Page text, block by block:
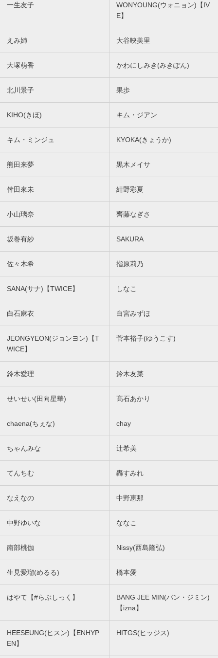
一生友子
WONYOUNG(ウォニョン)【IV
E】
えみ姉 大谷映美里
大塚萌香 かわにしみき(みきぽん)
北川景子 果歩
KIHO(きほ) キム・ジアン
キム・ミンジュ KYOKA(きょうか)
熊田来夢 黒木メイサ
倖田來未 紺野彩夏
小山璃奈 齊藤なぎさ
坂巻有紗 SAKURA
佐々木希 指原莉乃
SANA(サナ)【TWICE】 しなこ
白石麻衣 白宮みずほ
JEONGYEON(ジョンヨン)【T
WICE】
菅本裕子(ゆうこす)
鈴木愛理 鈴木友菜
せいせい(田向星華) 髙石あかり
chaena(ちぇな) chay
ちゃんみな 辻希美
てんちむ 轟すみれ
なえなの 中野恵那
中野ゆいな ななこ
南部桃伽 Nissy(西島隆弘)
生見愛瑠(めるる) 橋本愛
はやて【#らぶしっく】
BANG JEE MIN(バン・ジミン)
【izna】
HEESEUNG(ヒスン)【ENHYP
EN】
HITGS(ヒッジス)